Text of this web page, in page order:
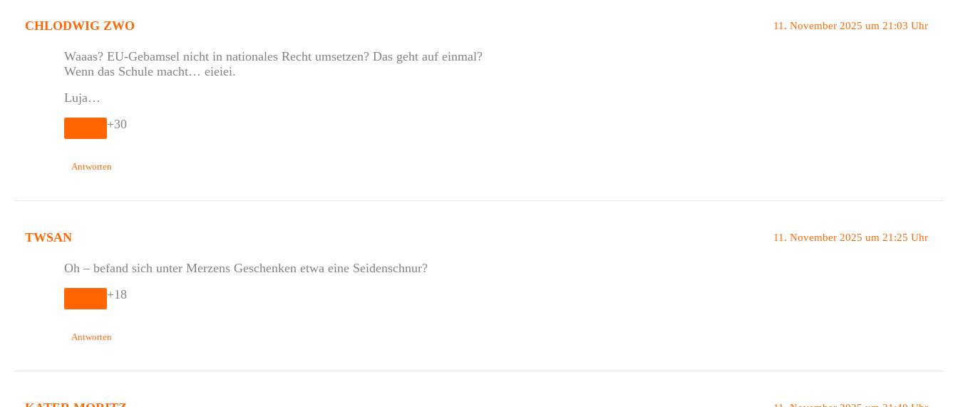
CHLODWIG ZWO 11. November 2025 um 21:03 Uhr
Waaas? EU-Gebamsel nicht in nationales Recht umsetzen? Das geht auf einmal?
Wenn das Schule macht… eieiei.
Luja…
+30
Antworten
TWSAN 11. November 2025 um 21:25 Uhr
Oh – befand sich unter Merzens Geschenken etwa eine Seidenschnur?
+18
Antworten